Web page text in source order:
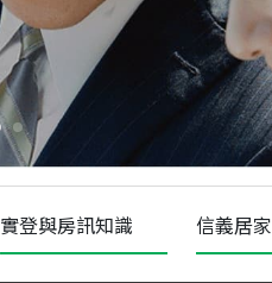
115 月 成交
菁英典藏
新竹市新竹市慈祥路
實登與房訊知識 信義居家